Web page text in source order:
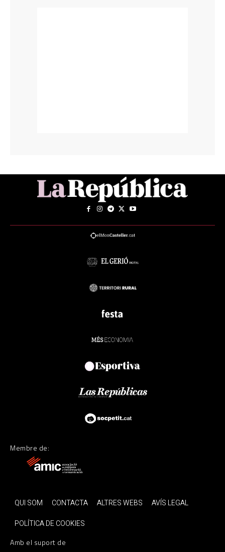
Membre de:
QUI SOM CONTACTA ALTRES WEBS
AVÍS LEGAL
POLÍTICA DE COOKIES
Amb el suport de